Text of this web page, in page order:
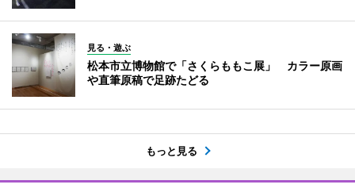
見る・遊ぶ
松本市立博物館で「さくらももこ展」 カラー原画
や直筆原稿で足跡たどる
もっと見る